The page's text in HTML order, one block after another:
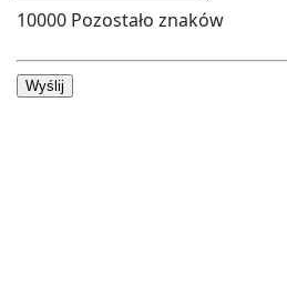
10000 Pozostało znaków
Wyślij